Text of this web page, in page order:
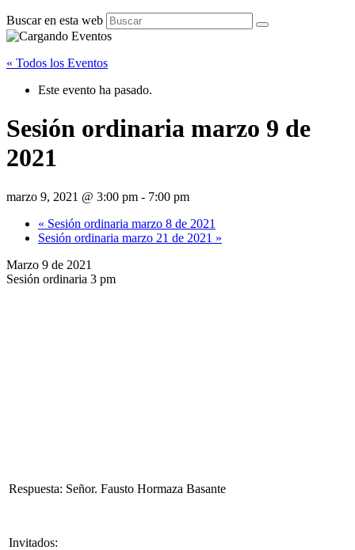
Buscar en esta web
« Todos los Eventos
Este evento ha pasado.
Sesión ordinaria marzo 9 de
2021
marzo 9, 2021 @ 3:00 pm - 7:00 pm
« Sesión ordinaria marzo 8 de 2021
Sesión ordinaria marzo 21 de 2021 »
Marzo 9 de 2021
Sesión ordinaria 3 pm
Respuesta: Señor. Fausto Hormaza Basante
Invitados: